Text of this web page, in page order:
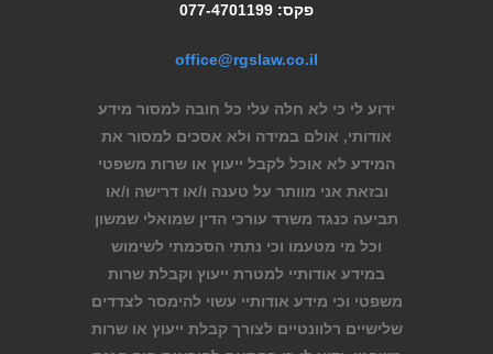
פקס: 077-4701199
office@rgslaw.co.il
ידוע לי כי לא חלה עלי כל חובה למסור מידע
אודותי, אולם במידה ולא אסכים למסור את
המידע לא אוכל לקבל ייעוץ או שרות משפטי
ובזאת אני מוותר על טענה ו/או דרישה ו/או
תביעה כנגד משרד עורכי הדין שמואלי שמשון
וכל מי מטעמו וכי נתתי הסכמתי לשימוש
במידע אודותיי למטרת ייעוץ וקבלת שרות
משפטי וכי מידע אודותיי עשוי להימסר לצדדים
שלישיים רלוונטיים לצורך קבלת ייעוץ או שרות